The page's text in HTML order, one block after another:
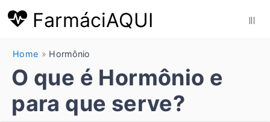
FarmáciAQUI
Home Hormônio
O que é Hormônio e
para que serve?